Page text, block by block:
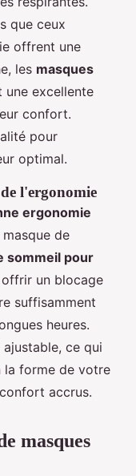
que ceux
offrent une
les masques
une excellente
confort.
pour
optimal.
l'ergonomie
ergonomie
de
sommeil pour
un blocage
suffisamment
heures.
ce qui
la forme de votre
accrus.
masques